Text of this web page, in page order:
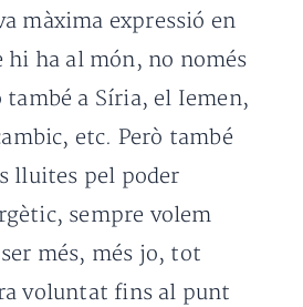
màxima expressió en
hi ha al món, no només
també a Síria, el Iemen,
etc. Però també
lluites pel poder
sempre volem
més, més jo, tot
voluntat fins al punt